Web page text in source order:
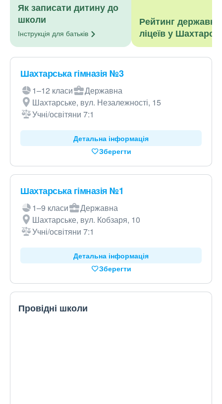
Як записати дитину до
школи
Інструкція для батьків
Рейтинг
ліцеїв у
Шахтарська гімназія №3
1–12 класи
Державна
Шахтарське, вул. Незалежності, 15
Учні/освітяни 7:1
Детальна інформація
Зберегти
Шахтарська гімназія №1
1–9 класи
Державна
Шахтарське, вул. Кобзаря, 10
Учні/освітяни 7:1
Детальна інформація
Зберегти
Провідні школи